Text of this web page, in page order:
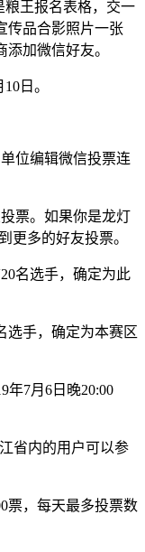
粮王报名表格，交一
传品合影照片一张
添加微信好友。
日。
位编辑微信投票连
票。如果你是龙灯
更多的好友投票。
名选手，确定为此
选手，确定为本赛区
年7月6日晚20:00
省内的用户可以参
票，每天最多投票数